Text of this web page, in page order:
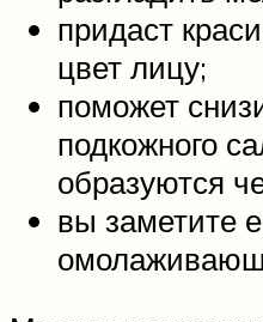
придаст
цвет лицу;
поможет
подкожного
образуются
вы заметите